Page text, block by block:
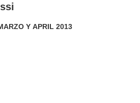
Y APRIL 2013